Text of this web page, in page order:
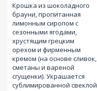
Крошка из шоколадного
брауни, пропитанная
лимонным сиропом с
сезонными ягодами,
хрустящим грецким
орехом и фирменным
кремом (на основе сливок,
сметаны и вареной
сгущенки). Украшается
сублимированной свеклой